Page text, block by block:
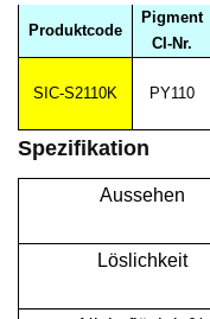
Produktcode
Pigment
CI-Nr.
SIC-S2110K PY110
Spezifikation
Aussehen
Löslichkeit